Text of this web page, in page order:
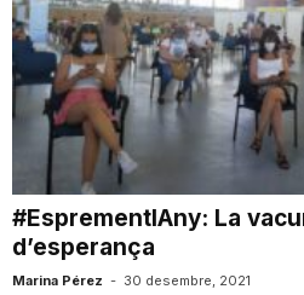
#EsprementlAny: La
d’esperança
Marina Pérez - 30 desembre, 2021